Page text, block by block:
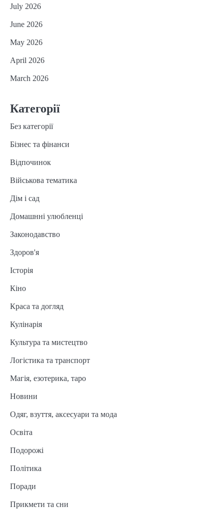
July 2026
June 2026
May 2026
April 2026
March 2026
Категорії
Без категорії
Бізнес та фінанси
Відпочинок
Військова тематика
Дім і сад
Домашнні улюбленці
Законодавство
Здоров'я
Історія
Кіно
Краса та догляд
Кулінарія
Культура та мистецтво
Логістика та транспорт
Магія, езотерика, таро
Новини
Одяг, взуття, аксесуари та мода
Освіта
Подорожі
Політика
Поради
Прикмети та сни